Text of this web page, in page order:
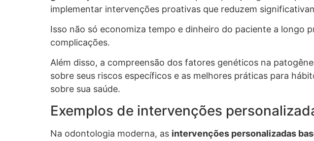
implementar intervenções proativas que reduzem
Isso não só economiza tempo e dinheiro do paciente a longo
complicações.
Além disso, a compreensão dos fatores genéticos na
sobre seus riscos específicos e as melhores práticas para
sobre sua saúde.
Exemplos de intervenções
Na odontologia moderna, as intervenções personalizadas